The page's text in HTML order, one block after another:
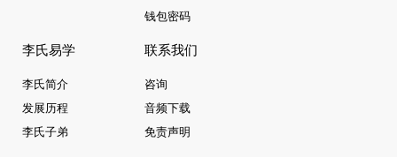
钱包密码
李氏易学
李氏简介
发展历程
李氏子弟
联系我们
咨询
音频下载
免责声明